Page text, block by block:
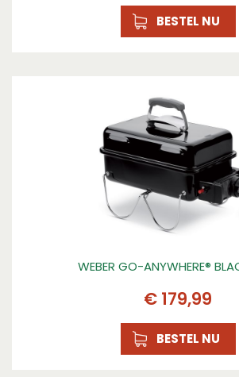
Asschaal: uitneembaar voor een
verwijdering van de as
Scheurvaste en weersbestendige
veilige verplaatsing van de barbecue
de juiste hoeveelheid briketten
BESTEL NU
WEBER GO-ANYWHERE®
€ 179,99
BESTEL NU